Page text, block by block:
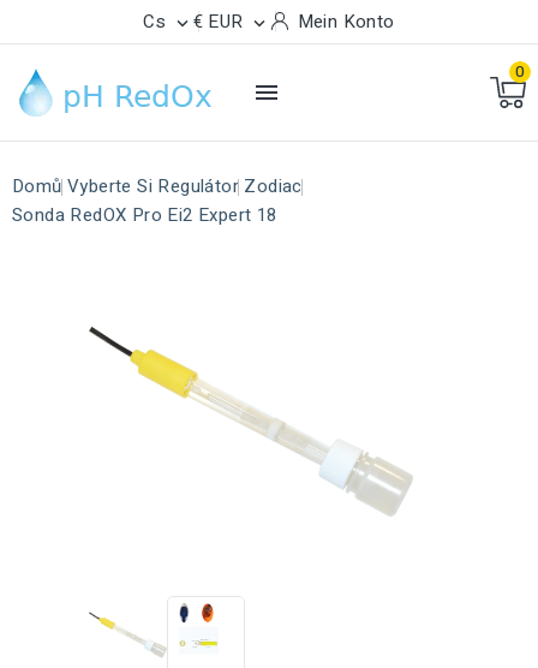
Cs  € EUR  Mein Konto

0
Domů Vyberte Si Regulátor Zodiac
Sonda RedOX Pro Ei2 Expert 18